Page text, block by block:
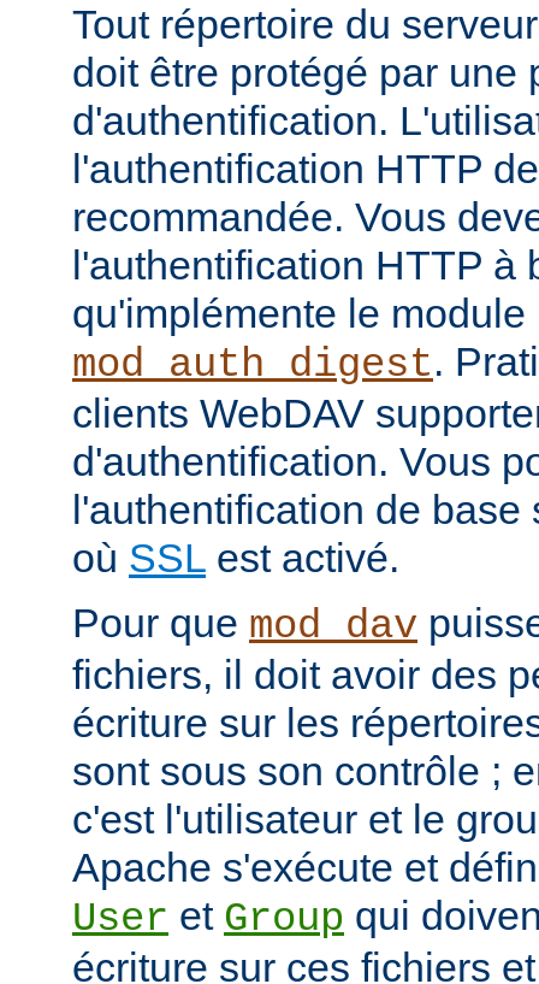
Tout répertoire du
doit être protégé par une
d'authentification.
l'authentification HTTP
recommandée. Vous
l'authentification HTTP à
qu'implémente le module
mod_auth_digest.
clients WebDAV
d'authentification. Vous
l'authentification de base
où SSL est activé.
Pour que mod_dav
fichiers, il doit avoir des
écriture sur les
sont sous son contrôle ;
c'est l'utilisateur et le
Apache s'exécute et
User et Group qui
écriture sur ces fichiers